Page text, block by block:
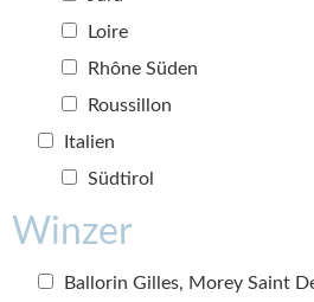
Loire
Rhône Süden
Roussillon
Italien
Südtirol
Winzer
Ballorin Gilles, Morey Saint